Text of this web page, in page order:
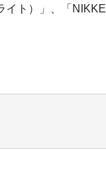
ト）」、「